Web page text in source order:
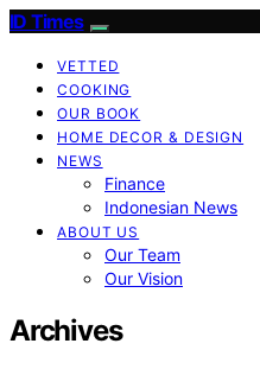
ID Times
VETTED
COOKING
OUR BOOK
HOME DECOR & DESIGN
NEWS
Finance
Indonesian News
ABOUT US
Our Team
Our Vision
Archives